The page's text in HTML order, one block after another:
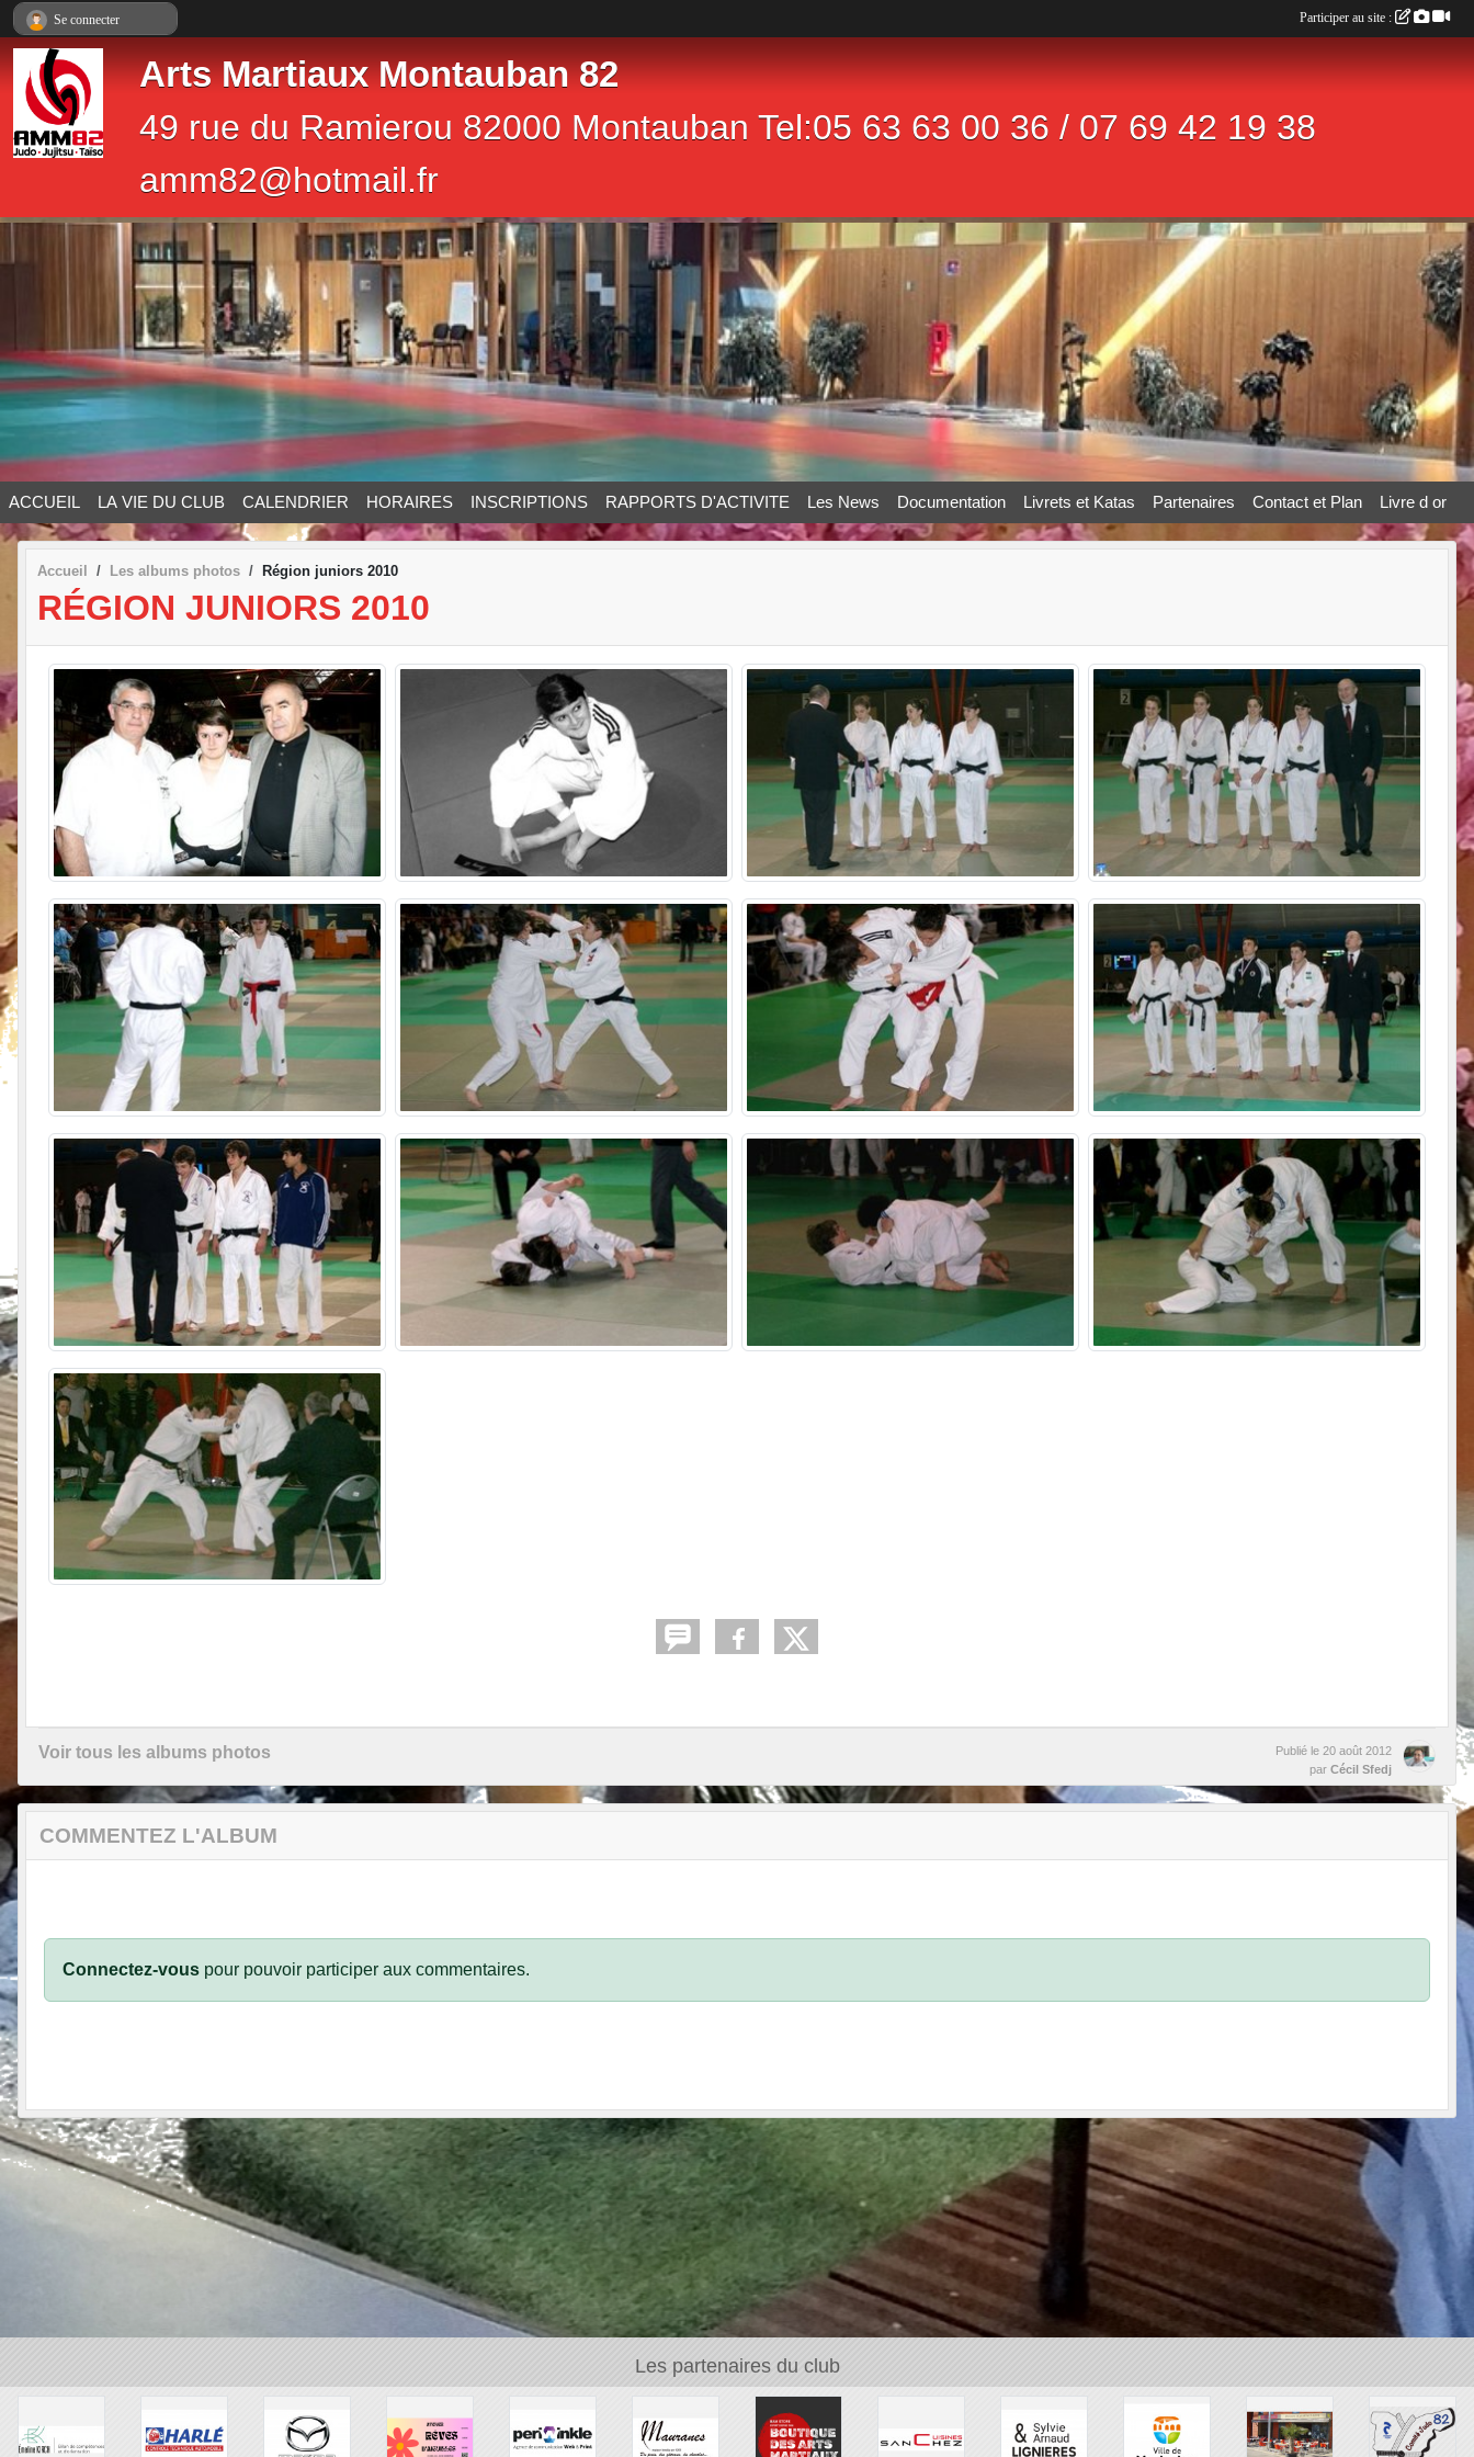
Arts Martiaux Montauban 82
49 rue du Ramierou 82000 Montauban Tel:05 63 63 00 36 / 07 69 42 19 38
amm82@hotmail.fr
ACCUEIL LA VIE DU CLUB CALENDRIER HORAIRES INSCRIPTIONS RAPPORTS D'ACTIVITE Les News Documentation Livrets et Katas Partenaires Contact et Plan Livre d or
Accueil Les albums photos Région juniors 2010
RÉGION JUNIORS 2010
Voir tous les albums photos Publié le 20 août 2012
par Cécil Sfedj
COMMENTEZ L'ALBUM
Connectez-vous pour pouvoir participer aux commentaires.
Les partenaires du club
Se connecter Participer au site :
Panneau de gestion des cookies